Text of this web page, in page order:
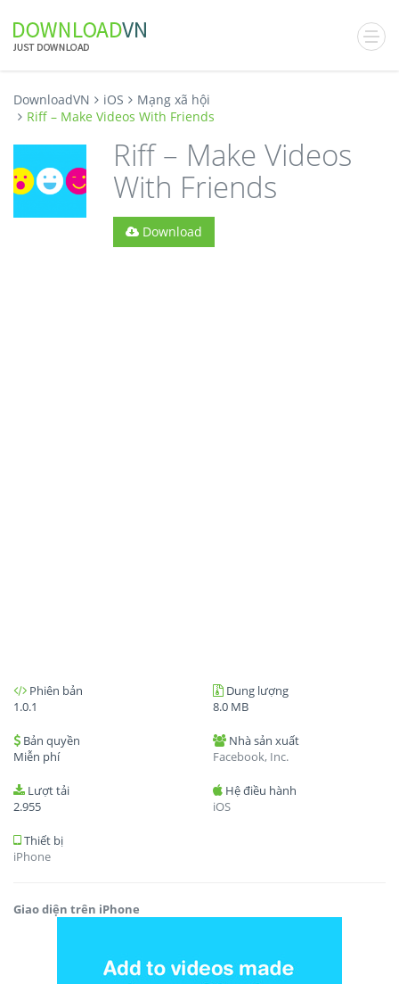
DownloadVN iOS
Mạng xã hội
Riff – Make Videos With Friends
Riff – Make Videos
With Friends
Download
Phiên bản
1.0.1
Dung lượng
8.0 MB
Bản quyền
Miễn phí
Nhà sản xuất
Facebook, Inc.
Lượt tải
2.955
Hệ điều hành
iOS
Thiết bị
iPhone
Giao diện trên iPhone